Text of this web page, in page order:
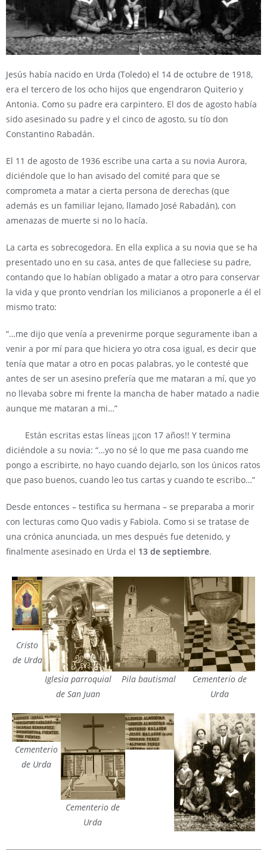
Jesús había nacido en Urda (Toledo) el 14 de octubre de 1918,
era el tercero de los ocho hijos que engendraron Quiterio y
Antonia. Como su padre era carpintero. El dos de agosto había
sido asesinado su padre y el cinco de agosto, su tío don
Constantino Rabadán.
El 11 de agosto de 1936 escribe una carta a su novia Aurora,
diciéndole que lo han avisado del comité para que se
comprometa a matar a cierta persona de derechas (que
además es un familiar lejano, llamado José Rabadán), con
amenazas de muerte si no lo hacía.
La carta es sobrecogedora. En ella explica a su novia que se ha
presentado uno en su casa, antes de que falleciese su padre,
contando que lo habían obligado a matar a otro para conservar
la vida y que pronto vendrían los milicianos a proponerle a él el
mismo trato:
“…me dijo que venía a prevenirme porque seguramente iban a
venir a por mí para que hiciera yo otra cosa igual, es decir que
tenía que matar a otro en pocas palabras, yo le contesté que
antes de ser un asesino prefería que me mataran a mí, que yo
no llevaba sobre mi frente la mancha de haber matado a nadie
aunque me mataran a mi…”
Están escritas estas líneas ¡¡con 17 años!! Y termina
diciéndole a su novia: “…yo no sé lo que me pasa cuando me
pongo a escribirte, no hayo cuando dejarlo, son los únicos ratos
que paso buenos, cuando leo tus cartas y cuando te escribo…”
Desde entonces – testifica su hermana – se preparaba a morir
con lecturas como Quo vadis y Fabiola. Como si se tratase de
una crónica anunciada, un mes después fue detenido, y
finalmente asesinado en Urda el 13 de septiembre.
Cristo
de Urda
Iglesia parroquial
de San Juan
Pila bautismal
Cementerio de
Urda
Cementerio
de Urda
Cementerio de
Urda